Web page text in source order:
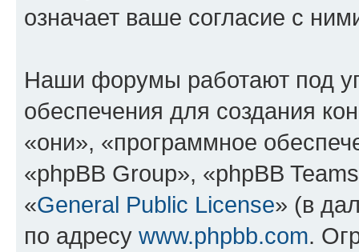
означает ваше согласие с
Наши форумы работают под
обеспечения для создания
«они», «программное
«phpBB Group», «phpBB
«General Public License» (в
по адресу www.phpbb.com.